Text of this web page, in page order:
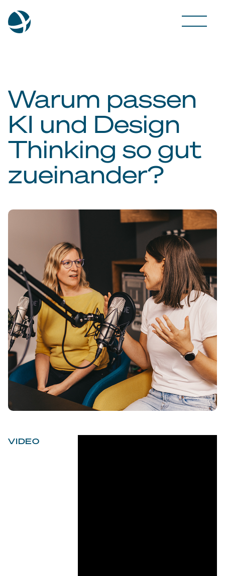
Warum passen
KI und Design
Thinking so gut
zueinander?
VIDEO